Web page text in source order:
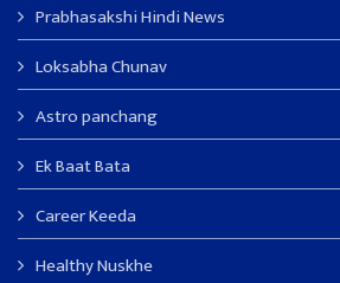
Prabhasakshi Hindi News
Loksabha Chunav
Astro panchang
Ek Baat Bata
Career Keeda
Healthy Nuskhe